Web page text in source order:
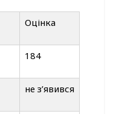
Оцінка
184
не з’явився